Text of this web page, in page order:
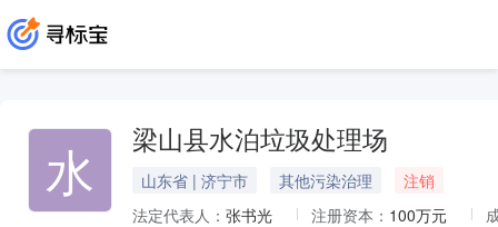
水 梁山县水泊垃圾处理场
山东省 | 济宁市 其他污染治理
注销
法定代表人： 张书光 注册资本： 100万元